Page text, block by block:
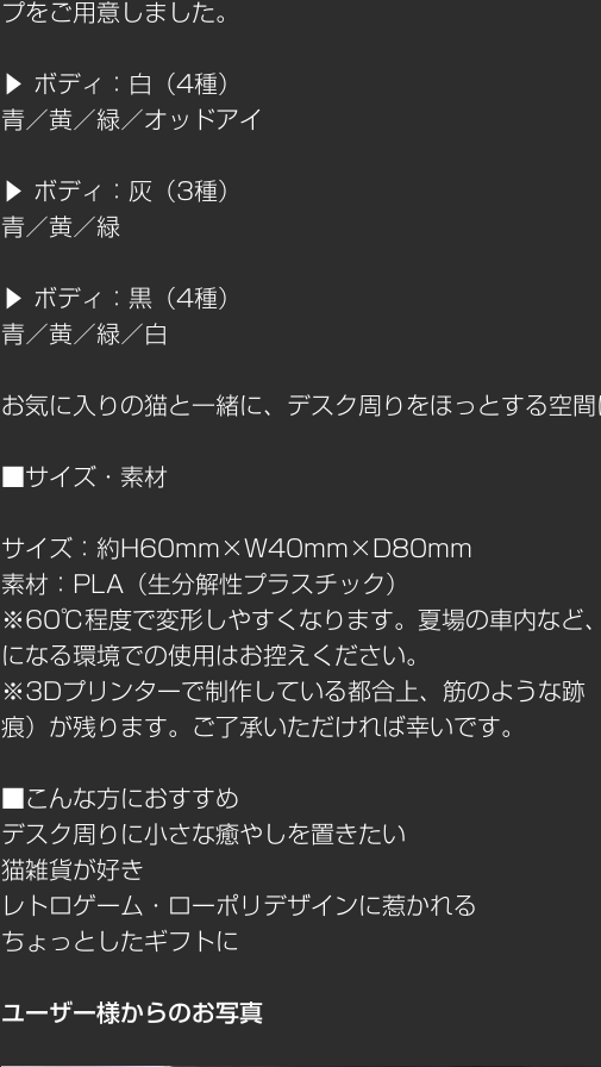
プをご用意しました。
▶ ボディ：白（4種）
青／黄／緑／オッドアイ
▶ ボディ：灰（3種）
青／黄／緑
▶ ボディ：黒（4種）
青／黄／緑／白
お気に入りの猫と一緒に、デスク周りをほっとする空
■サイズ・素材
サイズ：約H60mm×W40mm×D80mm
素材：PLA（生分解性プラスチック）
※60℃程度で変形しやすくなります。夏場の車内など
になる環境での使用はお控えください。
※3Dプリンターで制作している都合上、筋のような跡
痕）が残ります。ご了承いただければ幸いです。
■こんな方におすすめ
デスク周りに小さな癒やしを置きたい
猫雑貨が好き
レトロゲーム・ローポリデザインに惹かれる
ちょっとしたギフトに
ユーザー様からのお写真